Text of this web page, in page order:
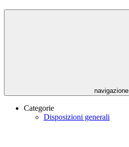
navigazione
Categorie
Disposizioni generali